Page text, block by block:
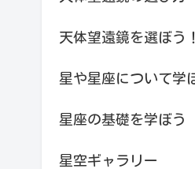
天体望遠鏡を選ぼう！
星や星座について学
星座の基礎を学ぼう
星空ギャラリー